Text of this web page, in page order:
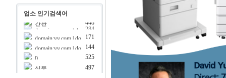
업소 인기검색어
간판
448
간판
448
이용
448
domain:yy.com | do
main:y ???..
171
08
보험
441
domain:yy.com | do
main:z ???..
144
69
제과점
399
0 525
식품 497